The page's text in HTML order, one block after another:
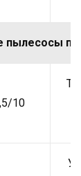
пылесосы
10